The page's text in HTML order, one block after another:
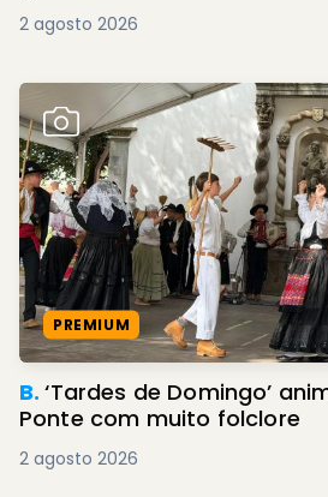
2 agosto 2026
PREMIUM
B.‘Tardes de Domingo’
Ponte com muito folclore
2 agosto 2026